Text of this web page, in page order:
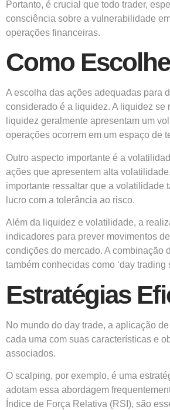
Portanto, é crucial que todo trader,
consciência sobre a vulnerabilidade
operações financeiras.
Como
A escolha das ações adequadas para
considerado é a liquidez. A liquidez se
liquidez geralmente apresentam um
operações ocorrem em um espaço de
Outro aspecto importante é a
ações que apresentem alta
importante ressaltar que a volatilidade
lucro com a tolerância ao risco.
Além da liquidez e volatilidade, a
indicadores para prever movimentos
condições do mercado. A combinação
também conhecidas como ‘day
Estratégias
No mundo do day trade, a aplicação
cada uma com suas características e
associados.
O scalping, por exemplo, é uma
adotam essa abordagem
Índice de Força Relativa (RSI), são